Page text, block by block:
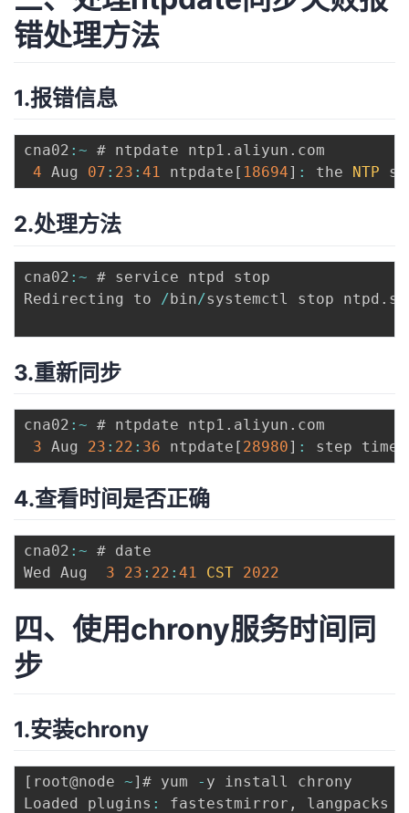
错处理方法
1.报错信息
cna02 : ~ # ntpdate ntp1 . aliyun . com
4 Aug 07 : 23 : 41 ntpdate [ 18694] : the NTP
2.处理方法
cna02 : ~ # service ntpd stop
Redirecting to
/bin/systemctl stop ntpd .
3.重新同步
cna02 : ~ # ntpdate ntp1 . aliyun . com
3 Aug 23 : 22 : 36 ntpdate [ 28980] : step time
4.查看时间是否正确
cna02 : ~ # date
Wed Aug 3 23 : 22 : 41 CST 2022
四、使用chrony服务时间同
步
1.安装chrony
[ root@node ~] # yum - y install chrony
Loaded plugins : fastestmirror ,
langpacks